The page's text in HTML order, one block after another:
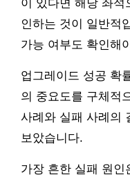
이 있다면 해당 좌석
인하는 것이 일반적
가능 여부도 확인해
업그레이드 성공 확
의 중요도를 구체적
사례와 실패 사례의
보았습니다.
가장 흔한 실패 원인